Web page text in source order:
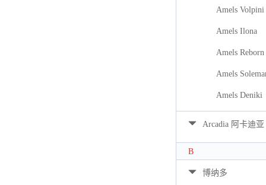
Amels Volpini
Amels Ilona
Amels
Amels
Amels Deniki
Arcadia 阿卡迪亚
B
博纳多